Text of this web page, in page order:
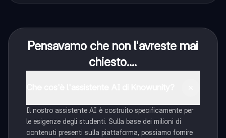
Pensavamo che non l'avreste mai
chiesto....
Il nostro assistente AI è costruito specificamente per
le esigenze degli studenti. Sulla base dei milioni di
contenuti presenti sulla piattaforma, possiamo fornire